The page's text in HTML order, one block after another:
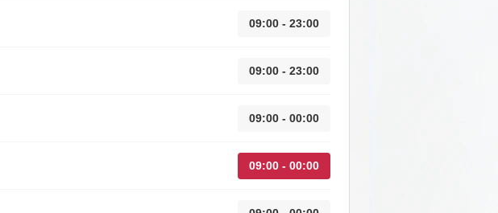
09:00 - 23:00
09:00 - 23:00
09:00 - 00:00
09:00 - 00:00